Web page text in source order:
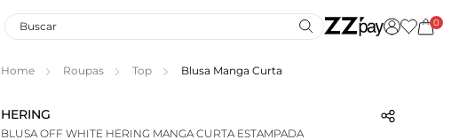
0
Home Roupas Top Blusa Manga Curta
HERING
BLUSA OFF WHITE HERING MANGA CURTA ESTAMPADA